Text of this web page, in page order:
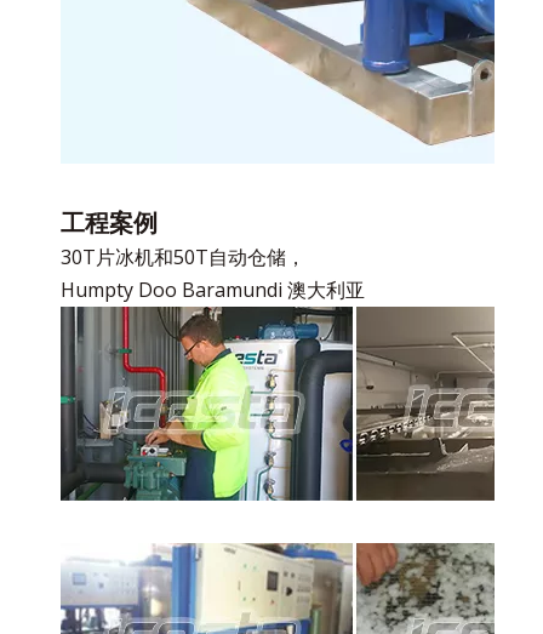
工程案例
30T片冰机和50T自动仓储，
Humpty Doo Baramundi 澳大利亚